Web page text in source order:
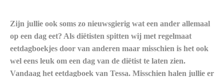
Zijn jullie ook soms zo nieuwsgierig wat een ander allemaal
op een dag eet? Als diëtisten spitten wij met regelmaat
eetdagboekjes door van anderen maar misschien is het ook
wel eens leuk om een dag van de diëtist te laten zien.
Vandaag het eetdagboek van Tessa. Misschien halen jullie er